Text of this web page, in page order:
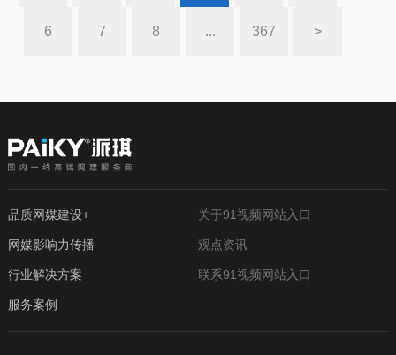
6 7 8 ... 367 >
品质网媒建设+
网媒影响力传播
行业解决方案
服务案例
关于91视频网站入口
观点资讯
联系91视频网站入口